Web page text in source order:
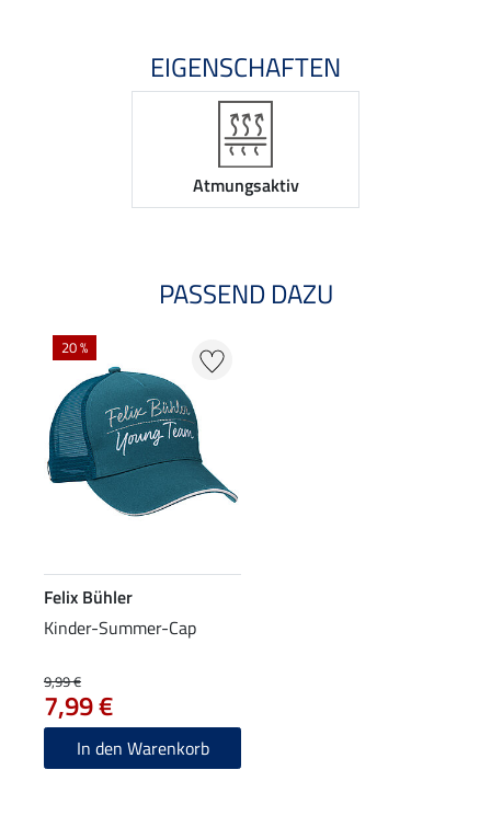
EIGENSCHAFTEN
Atmungsaktiv
PASSEND DAZU
20 %
Felix Bühler
Kinder-Summer-Cap
9,99 €
7,99 €
In den Warenkorb